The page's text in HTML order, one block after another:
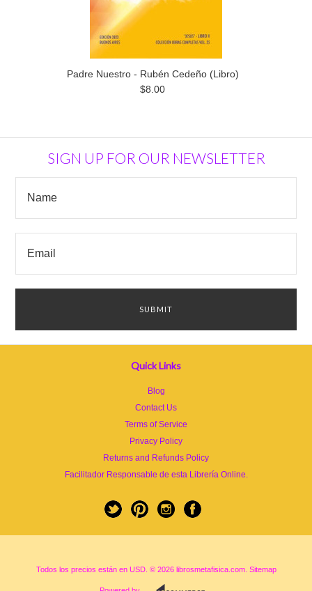
Padre Nuestro - Rubén Cedeño (Libro)
$8.00
SIGN UP FOR OUR NEWSLETTER
Quick Links
Blog
Contact Us
Terms of Service
Privacy Policy
Returns and Refunds Policy
Facilitador Responsable de esta Librería Online.
Todos los precios están en USD. © 2026 librosmetafisica.com. Sitemap